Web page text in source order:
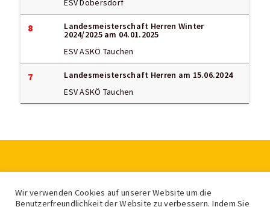
ESV Dobersdorf
8 Landesmeisterschaft Herren Winter
2024/2025am 04.01.2025
ESV ASKÖ Tauchen
7 Landesmeisterschaft Herren am 15.06.2024
ESV ASKÖ Tauchen
LV für Eis- und Stocksport Burgenland
Feldgasse 2, 7400 Oberwart
Wir verwenden Cookies auf unserer Website um die
Benutzerfreundlichkeit der Website zu verbessern. Indem Sie